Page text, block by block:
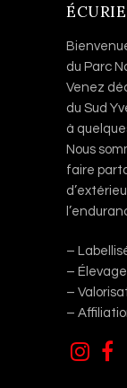
du Parc
Venez
du Sud
à
Nous
faire
–
–
–
–